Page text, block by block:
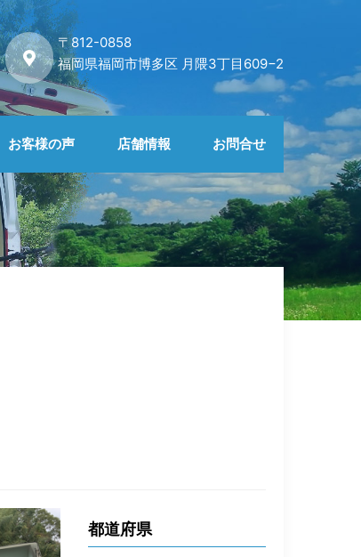
〒812-0858
福岡県福岡市博多区 月隈3丁目609−2
お客様の声 店舗情報 お問合せ
都道府県